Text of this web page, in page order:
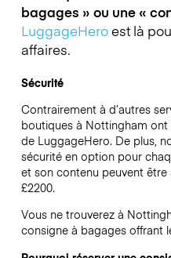
bagages » ou une «
LuggageHeroest là
affaires.
Sécurité
Contrairement à d’autres
boutiques à Nottingham ont
de LuggageHero. De plus,
sécurité en option pour
et son contenu peuvent être
£2200.
Vous ne trouverez à
consigne à bagages offrant